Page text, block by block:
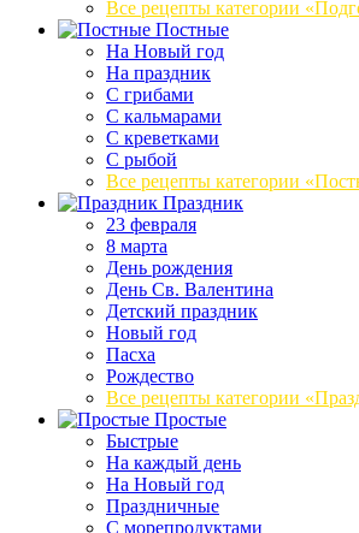
Все рецепты категории
Постные
На Новый год
На праздник
С грибами
С кальмарами
С креветками
С рыбой
Все рецепты категории
Праздник
23 февраля
8 марта
День рождения
День Св. Валентина
Детский праздник
Новый год
Пасха
Рождество
Все рецепты категории
Простые
Быстрые
На каждый день
На Новый год
Праздничные
С морепродуктами